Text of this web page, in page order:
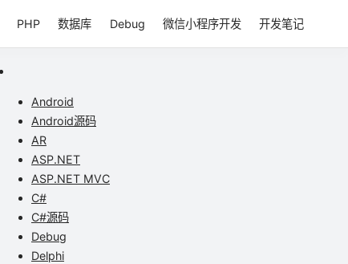
PHP 数据库 Debug 微信小程序开发 开发笔记
Android
Android源码
AR
ASP.NET
ASP.NET MVC
C#
C#源码
Debug
Delphi